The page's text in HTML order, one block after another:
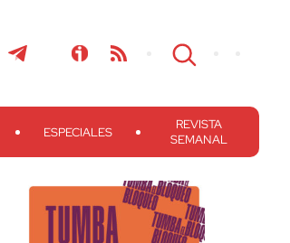
ESPECIALES
REVISTA
SEMANAL